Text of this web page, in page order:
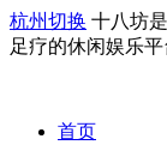
杭州切换 十八坊
足疗的休闲娱乐平
首页